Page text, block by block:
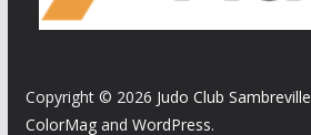
Copyright © 2026 Judo Club Sambreville
ColorMagand WordPress.